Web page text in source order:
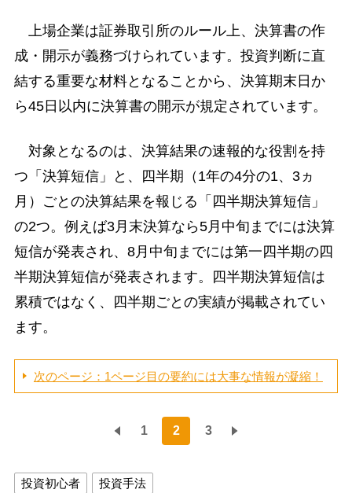
上場企業は証券取引所のルール上、決算書の作
成・開示が義務づけられています。投資判断に直
結する重要な材料となることから、決算期末日か
ら45日以内に決算書の開示が規定されています。
対象となるのは、決算結果の速報的な役割を持
つ「決算短信」と、四半期（1年の4分の1、3ヵ
月）ごとの決算結果を報じる「四半期決算短信」
の2つ。例えば3月末決算なら5月中旬までには決算
短信が発表され、8月中旬までには第一四半期の四
半期決算短信が発表されます。四半期決算短信は
累積ではなく、四半期ごとの実績が掲載されてい
ます。
次のページ：1ページ目の要約には大事な情報が凝縮！
1 2 3
投資初心者 投資手法